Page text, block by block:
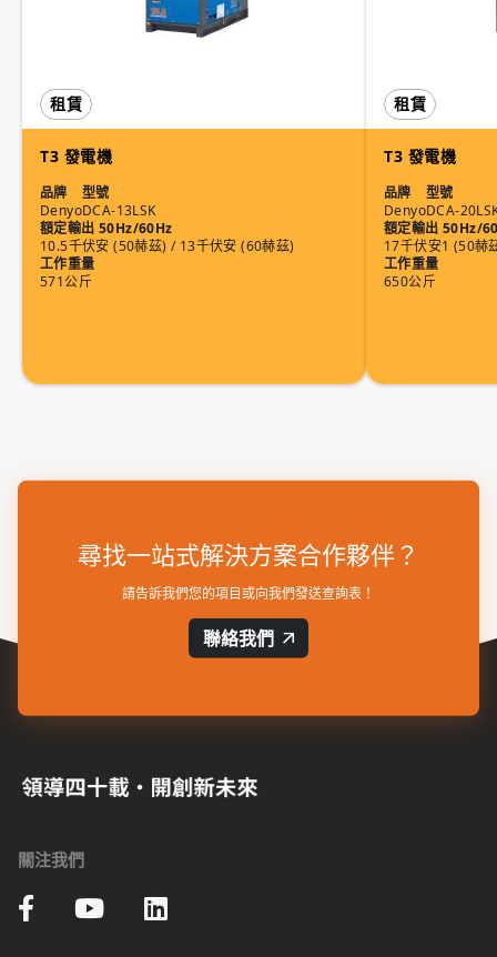
租賃
T3 發電機
品牌
Denyo
型號
DCA-13LSK
額定輸出 50Hz/60Hz
10.5千伏安 (50赫茲) / 13千伏安 (60赫茲)
工作重量
571公斤
租賃
T3 發電機
品牌
Denyo
型號
DCA-
額定輸出 50Hz/
17千伏安1 (50赫
工作重量
650公斤
尋找一站式解決方案合作夥伴？
請告訴我們您的項目或向我們發送查詢表！
聯絡我們
關注我們